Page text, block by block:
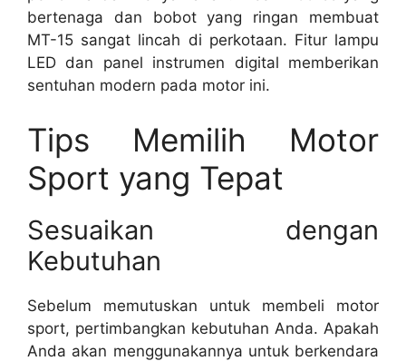
bertenaga dan bobot yang ringan membuat
MT-15 sangat lincah di perkotaan. Fitur lampu
LED dan panel instrumen digital memberikan
sentuhan modern pada motor ini.
Tips Memilih Motor
Sport yang Tepat
Sesuaikan dengan
Kebutuhan
Sebelum memutuskan untuk membeli motor
sport, pertimbangkan kebutuhan Anda. Apakah
Anda akan menggunakannya untuk berkendara